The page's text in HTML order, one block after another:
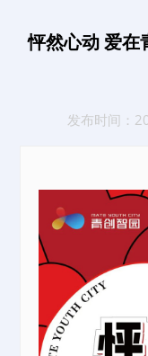
怦然心动 爱
发布时间：